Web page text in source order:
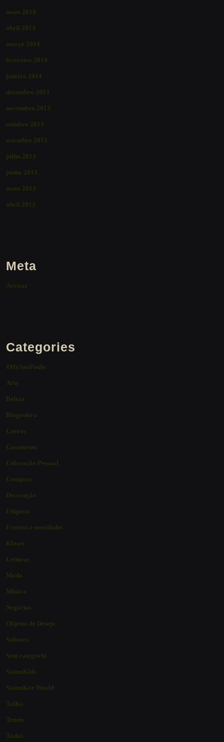
maio 2014
abril 2014
março 2014
fevereiro 2014
janeiro 2014
dezembro 2013
novembro 2013
outubro 2013
setembro 2013
julho 2013
junho 2013
maio 2013
abril 2013
Meta
Acessar
Categories
#MySaoPaulo
Arte
Beleza
Blogosfera
Carros
Casamento
Coloração Pessoal
Compras
Decoração
Etiqueta
Eventos e novidades
Kloset
Leituras
Moda
Música
Negócios
Objetos de Desejo
Sabores
Sem categoria
StatusKids
StatusKor World
TalKs
Tennis
Todos